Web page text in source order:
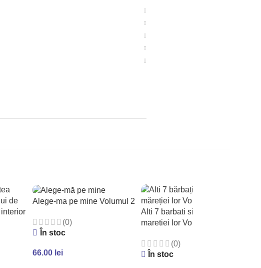
Alege-ma pe mine Volumul 2
(0)
În stoc
66.00 lei
Alti 7 barbati si secretele
maretiei lor Volumul 2
(0)
În stoc